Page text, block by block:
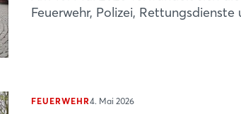
Feuerwehr, Polizei, Rettungsdienste
FEUERWEHR4. Mai 2026